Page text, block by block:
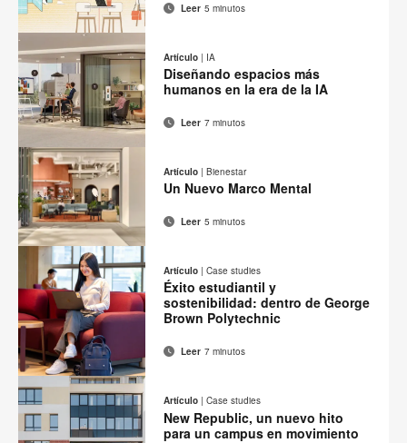
Compartir
en
Facebook
Compartir
en
Twitter
Compartir
en
Pinterest
Compartir
en
Linked-
in
Correo
electrónico
Imprimir
esta
página
Leer 5 minutos
en
Facebook
en
Twitter
en
Pinterest
Compartir
en
Linked-
in
Correo
electrónico
Imprimir
página
Artículo | IA
Diseñando espacios más
humanos en la era de la IA
Leer 7 minutos
Compartir
Facebook
Compartir
en
Twitter
Compartir
en
Pinterest
Compartir
en
Linked-
in
Correo
electrónico
Imprimir
esta
página
Artículo | Bienestar
Un Nuevo Marco Mental
Leer 5 minutos
Compartir
en
Facebook
Compartir
en
Twitter
Compartir
en
Pinterest
Compartir
en
Linked-
in
Correo
electrónico
Imprimir
esta
página
Artículo | Case studies
Éxito estudiantil y
sostenibilidad: dentro de George
Brown Polytechnic
Leer 7 minutos
Artículo | Case studies
New Republic, un nuevo hito
para un campus en movimiento